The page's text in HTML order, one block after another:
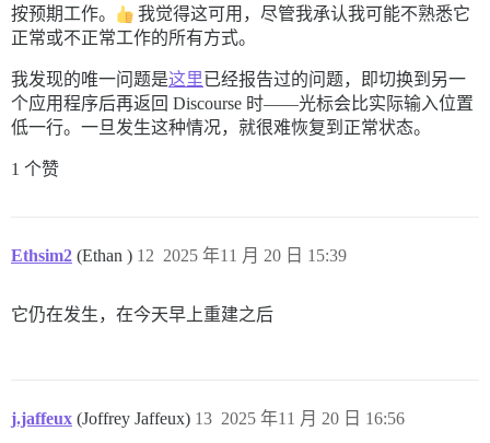
按预期工作。
我觉得这可用，尽管我承认我可能不熟悉它
正常或不正常工作的所有方式。
我发现的唯一问题是这里已经报告过的问题，即切换到另一
个应用程序后再返回 Discourse 时——光标会比实际输入位置
低一行。一旦发生这种情况，就很难恢复到正常状态。
1 个赞
Ethsim2 (Ethan ) 2025 年11 月 20 日 15:39
12
它仍在发生，在今天早上重建之后
j.jaffeux (Joffrey Jaffeux) 2025 年11 月 20 日 16:56
13